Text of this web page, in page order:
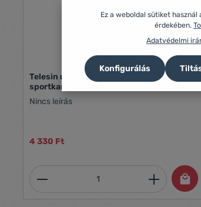
Telesin multifunkcionális szilikon rögzítő
sportkamerákhoz Narancssárga
Nincs leírás
4 330 Ft
Termékmennyiség: Adja
Ez a weboldal sütiket
érdekében.
Adatvédelmi
Konfigurálás